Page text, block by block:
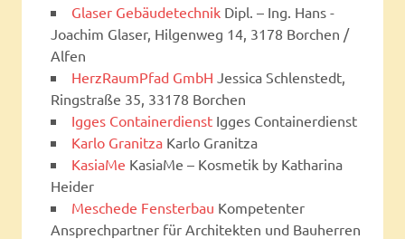
Glaser Gebäudetechnik Dipl. – Ing. Hans -
Joachim Glaser, Hilgenweg 14, 3178 Borchen /
Alfen
HerzRaumPfad GmbH Jessica Schlenstedt,
Ringstraße 35, 33178 Borchen
Igges Containerdienst Igges Containerdienst
Karlo Granitza Karlo Granitza
KasiaMe KasiaMe – Kosmetik by Katharina
Heider
Meschede Fensterbau Kompetenter
Ansprechpartner für Architekten und Bauherren